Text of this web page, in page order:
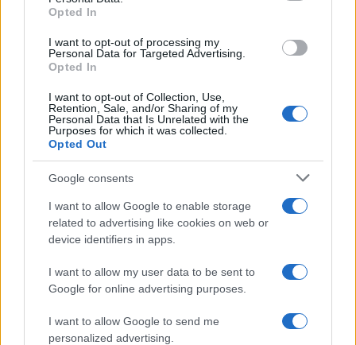
Opted In
I want to opt-out of processing my
Personal Data for Targeted Advertising.
Opted In
I want to opt-out of Collection, Use,
Retention, Sale, and/or Sharing of my
Personal Data that Is Unrelated with the
Purposes for which it was collected.
Opted Out
Google consents
I want to allow Google to enable storage
related to advertising like cookies on web or
device identifiers in apps.
I want to allow my user data to be sent to
Google for online advertising purposes.
I want to allow Google to send me
personalized advertising.
Ταϊλάνδη: Μαθητής άνοιξε πυρ στο
σχολείο του – Οκτώ νεκροί
09:14
Αγοράζουμε όπλα, όχι όμως εθνική
αυτονομία